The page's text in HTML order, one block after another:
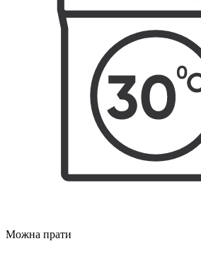
Можна прати